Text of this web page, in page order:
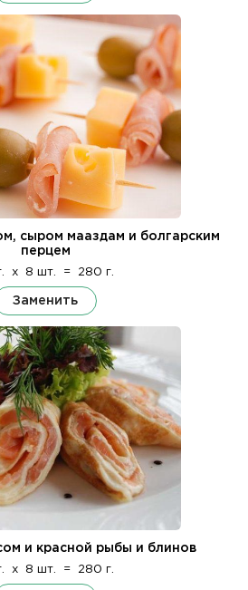
сыром мааздам и болгарским
перцем
x 8 шт. = 280 г.
Заменить
и красной рыбы и блинов
x 8 шт. = 280 г.